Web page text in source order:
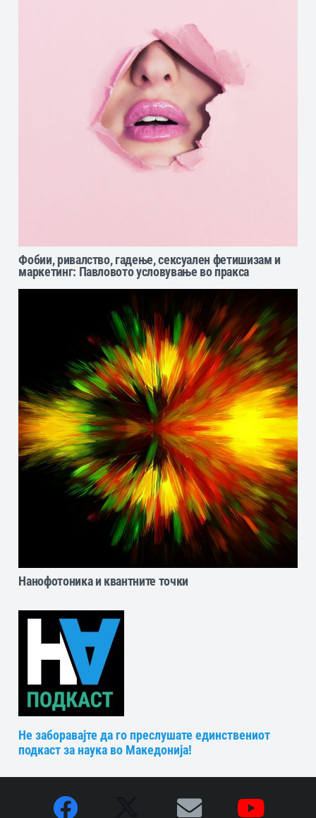
Фобии, ривалство, гадење, сексуален фетишизам и
маркетинг: Павловото условување во пракса
Нанофотоника и квантните точки
Не заборавајте да го преслушате единствениот
подкаст за наука во Македонија!